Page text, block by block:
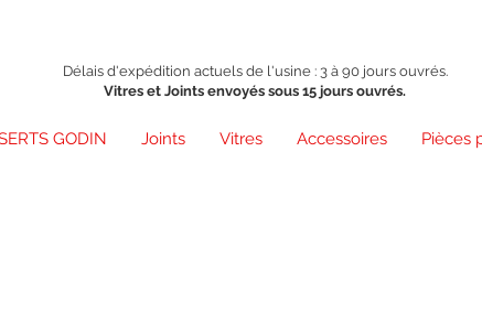
Délais d'expédition actuels de l'usine : 3 à 90 jours ouvrés.
Vitres et Joints envoyés sous 15 jours ouvrés.
GODIN Joints Vitres Accessoires Pièces